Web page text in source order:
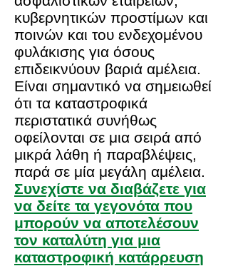
κυβερνητικών προστίμων και
ποινών και του ενδεχομένου
φυλάκισης για όσους
επιδεικνύουν βαριά αμέλεια.
Είναι σημαντικό να σημειωθεί
ότι τα καταστροφικά
περιστατικά συνήθως
οφείλονται σε μια σειρά από
μικρά λάθη ή παραβλέψεις,
παρά σε μία μεγάλη αμέλεια.
Συνεχίστε να διαβάζετε για
να δείτε τα γεγονότα που
μπορούν να αποτελέσουν
τον καταλύτη για μια
καταστροφική κατάρρευση